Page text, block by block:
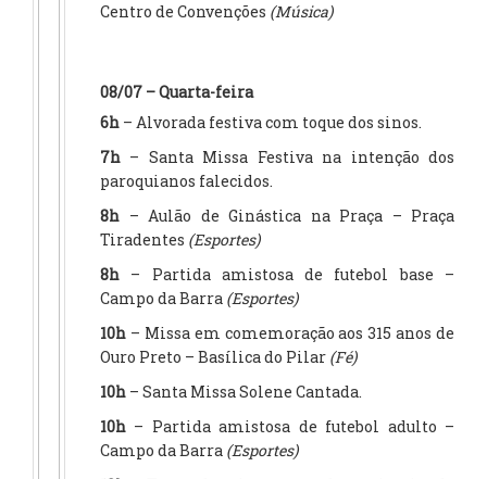
Centro de Convenções (Música)
08/07 – Quarta-feira
6h – Alvorada festiva com toque dos sinos.
7h – Santa Missa Festiva na intenção dos
paroquianos falecidos.
8h – Aulão de Ginástica na Praça – Praça
Tiradentes (Esportes)
8h – Partida amistosa de futebol base –
Campo da Barra (Esportes)
10h – Missa em comemoração aos 315 anos de
Ouro Preto – Basílica do Pilar (Fé)
10h – Santa Missa Solene Cantada.
10h – Partida amistosa de futebol adulto –
Campo da Barra (Esportes)